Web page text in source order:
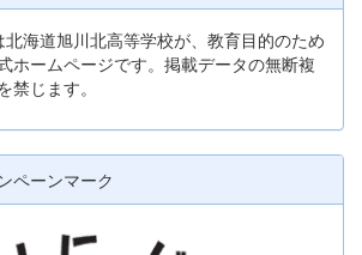
海道旭川北高等学校が、教育目的のため
ホームページです。掲載データの無断複
禁じます。
ペーンマーク